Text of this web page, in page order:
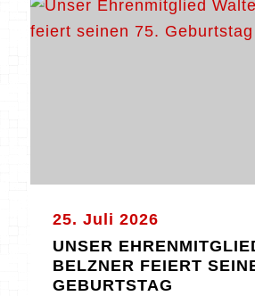
25. Juli 2026
UNSER
BELZNER FEIERT
GEBURTSTAG